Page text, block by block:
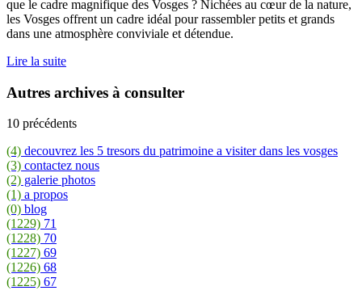
que le cadre magnifique des Vosges ? Nichées au cœur de la nature,
les Vosges offrent un cadre idéal pour rassembler petits et grands
dans une atmosphère conviviale et détendue.
Lire la suite
Autres archives à consulter
10 précédents
(4) decouvrez les 5 tresors du patrimoine a visiter dans les vosges
(3) contactez nous
(2) galerie photos
(1) a propos
(0) blog
(1229) 71
(1228) 70
(1227) 69
(1226) 68
(1225) 67